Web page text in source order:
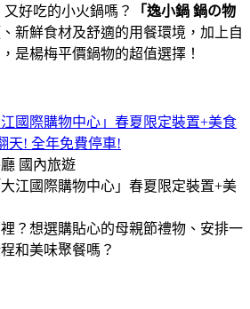
好吃的小火鍋嗎？
「逸小鍋 鍋の物
新鮮食材及舒適的用餐環境，加上自
是楊梅平價鍋物的超值選擇！
國際購物中心」春夏限定裝置+美食
天! 全年免費停車!
國內旅遊
？想選購貼心的母親節禮物、安排一
和美味聚餐嗎？